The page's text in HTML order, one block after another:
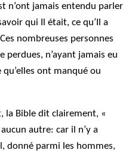
n’ont jamais entendu parler
qui Il était, ce qu’Il a
nombreuses personnes
perdues, n’ayant jamais eu
qu’elles ont manqué ou
la Bible dit clairement, «
autre: car il n’y a
donné parmi les hommes,